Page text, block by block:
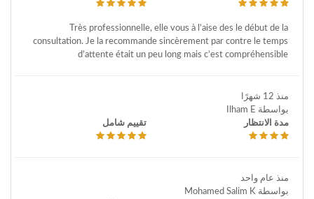
Très professionnelle, elle vous à l’aise des le début de la
consultation. Je la recommande sincèrement par contre le temps
d’attente était un peu long mais c’est compréhensible
منذ 12 شهرًا
بواسطة Ilham E
مدة الانتظار
تقييم شامل
منذ عام واحد
بواسطة Mohamed Salim K